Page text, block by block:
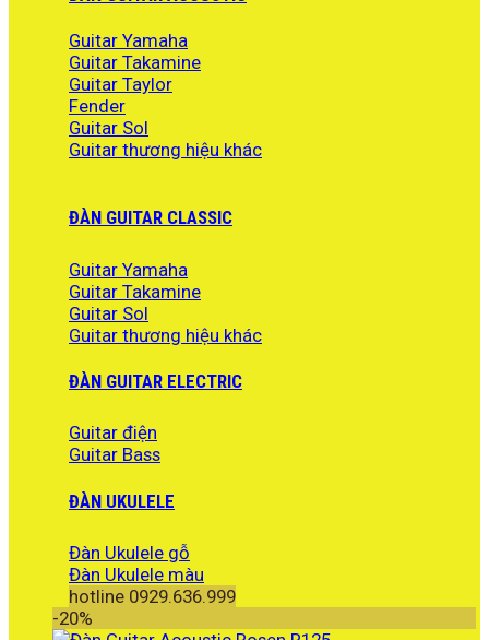
Guitar Yamaha
Guitar Takamine
Guitar Taylor
Fender
Guitar Sol
Guitar thương hiệu khác
ĐÀN GUITAR CLASSIC
Guitar Yamaha
Guitar Takamine
Guitar Sol
Guitar thương hiệu khác
ĐÀN GUITAR ELECTRIC
Guitar điện
Guitar Bass
ĐÀN UKULELE
Đàn Ukulele gỗ
Đàn Ukulele màu
hotline 0929.636.999
-20%